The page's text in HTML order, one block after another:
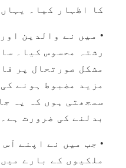
کا اظہار کیا۔
• میں نے والدین
رشتہ محسوس کیا۔
مشکل صورتحال پر
مزید مضبوط ہونے
سمجھتی ہوں کہ یہ
بدلنے کی ضرورت ہے۔
• جب میں نے اپنے
ملکیوں کے بارے